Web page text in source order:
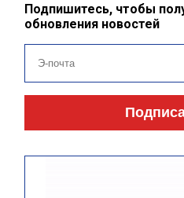
Подпишитесь, чтобы
обновления новостей